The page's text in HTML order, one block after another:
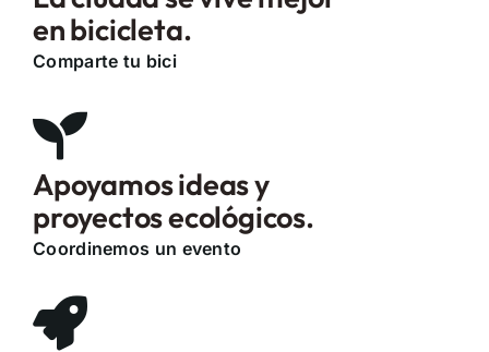
en bicicleta.
Comparte tu bici
Apoyamos ideas y
proyectos ecológicos.
Coordinemos un evento